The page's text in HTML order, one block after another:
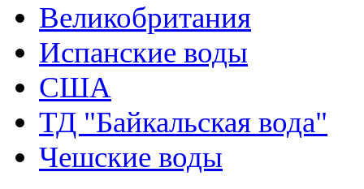
Великобритания
Испанские воды
США
ТД "Байкальская вода"
Чешские воды